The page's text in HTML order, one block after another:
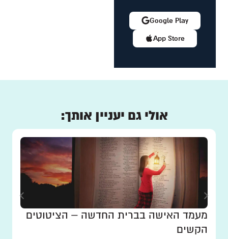
App Store
Google Play
אולי גם יעניין אותך:
מעמד האישה בברית החדשה – הציטוטים
הקשים